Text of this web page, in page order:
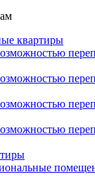
квартиры